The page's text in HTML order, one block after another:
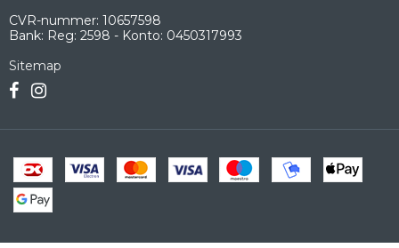
CVR-nummer: 10657598
Bank: Reg: 2598 - Konto: 0450317993
Sitemap